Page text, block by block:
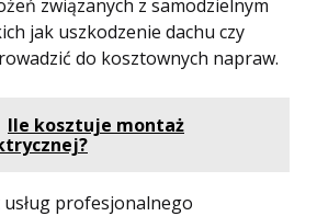
związanych z samodzielnym
jak uszkodzenie dachu czy
do kosztownych napraw.
Ile kosztuje montaż
profesjonalnego